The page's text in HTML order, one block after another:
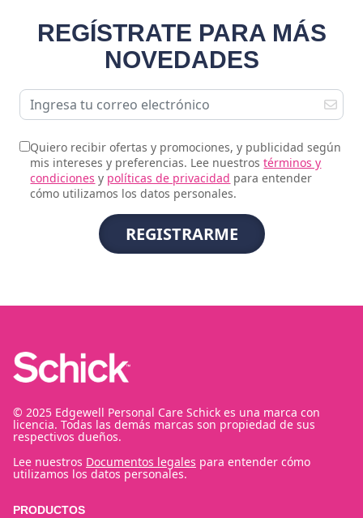
REGÍSTRATE PARA MÁS
NOVEDADES
Quiero recibir ofertas y promociones, y publicidad según
mis intereses y preferencias. Lee nuestrostérminos y
condiciones y políticas de privacidad para entender
cómo utilizamos los datos personales.
© 2025 Edgewell Personal Care Schick es una marca con
licencia. Todas las demás marcas son propiedad de sus
respectivos dueños.
Lee nuestros Documentos legales para entender cómo
utilizamos los datos personales.
PRODUCTOS